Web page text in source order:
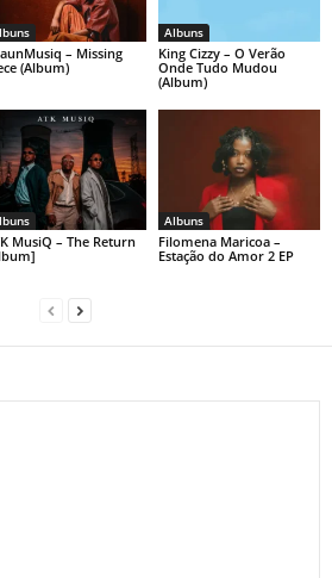
– Missing
(Album)
Albuns
King Cizzy – O Verão
Onde Tudo Mudou
(Album)
MusiQ – The Return
Albuns
Filomena Maricoa –
Estação do Amor 2 EP